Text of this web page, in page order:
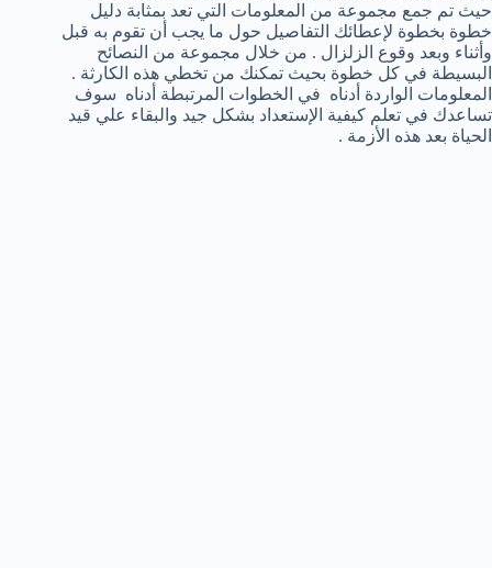
حيث تم جمع مجموعة من المعلومات التي تعد بمثابة دليل
خطوة بخطوة لإعطائك التفاصيل حول ما يجب أن تقوم به قبل
وأثناء وبعد وقوع الزلزال . من خلال مجموعة من النصائح
البسيطة في كل خطوة بحيث تمكنك من تخطي هذه الكارثة .
المعلومات الواردة أدناه في الخطوات المرتبطة أدناه سوف
تساعدك في تعلم كيفية الإستعداد بشكل جيد والبقاء علي قيد
الحياة بعد هذه الأزمة .